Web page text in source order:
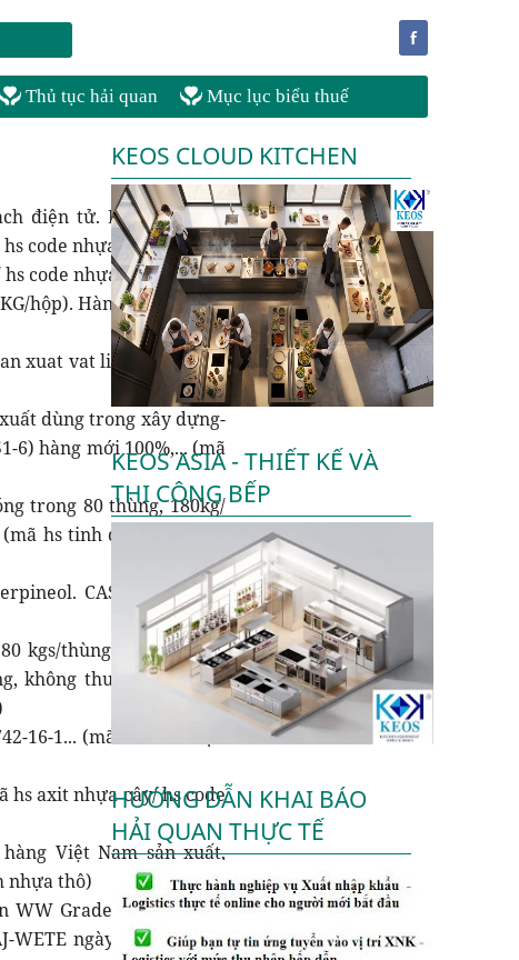
f
Thủ tục hải quan Mục lục biểu thuế
điện tử. P/N: SMX-023
code nhựa thông h)
code nhựa thông 1)
hộp). Hàng mới 100%...
xuat vat lieu xay dung).
dùng trong xây dựng-
6) hàng mới 100%,... (mã
trong 80 thùng, 180kg/
hs tinh dầu thông/ hs
CAS no: 98-55-5.
kgs/thùng tịnh, 197. 50
không thuộc danh mục
16-1... (mã hs axit nhựa
hs axit nhựa cây/ hs code
Việt Nam sản xuất,
nhựa thô)
WW Grade). Được đóng
ngày 31/12/2019...
KEOS CLOUD KITCHEN
KEOS ASIA - THIẾT KẾ VÀ
THI CÔNG BẾP
HƯỚNG DẪN KHAI BÁO
HẢI QUAN THỰC TẾ